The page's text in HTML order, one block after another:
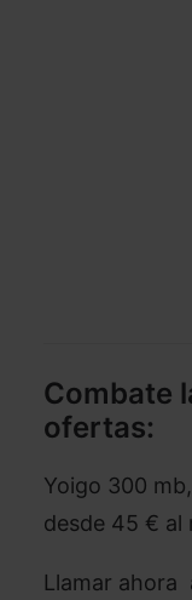
Combate
ofertas:
Yoigo 300
desde 45 € al
Llamar ahora